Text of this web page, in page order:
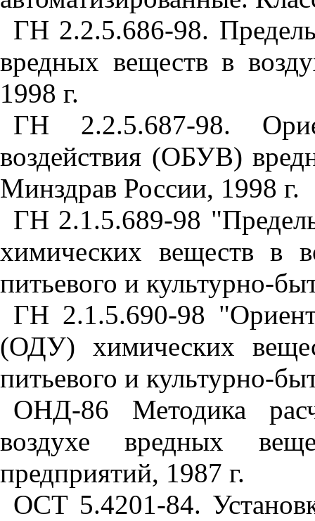
ГН 2.2.5.686-98.
вредных веществ в
1998 г.
ГН 2.2.5.687-98.
воздействия (ОБУВ)
Минздрав России, 1998 г.
ГН 2.1.5.689-98
химических веществ в
питьевого и культурно-
ГН 2.1.5.690-98
(ОДУ) химических
питьевого и культурно-
ОНД-86 Методика
воздухе вредных
предприятий, 1987 г.
ОСТ 5.4201-84.